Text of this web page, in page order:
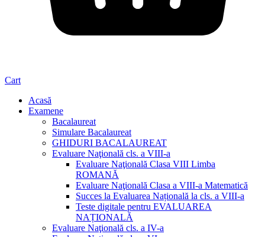
Cart
Acasă
Examene
Bacalaureat
Simulare Bacalaureat
GHIDURI BACALAUREAT
Evaluare Naţională cls. a VIII-a
Evaluare Naţională Clasa VIII Limba
ROMANĂ
Evaluare Naţională Clasa a VIII-a Matematică
Succes la Evaluarea Națională la cls. a VIII-a
Teste digitale pentru EVALUAREA
NAȚIONALĂ
Evaluare Naţională cls. a IV-a